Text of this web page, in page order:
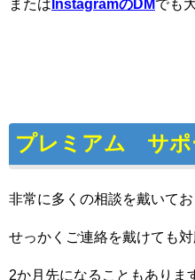
または InstagramのDMでも
プレミアム サポ
非常に多くの相談を戴いてお
せっかくご連絡を戴けても
2か月先になることもありま